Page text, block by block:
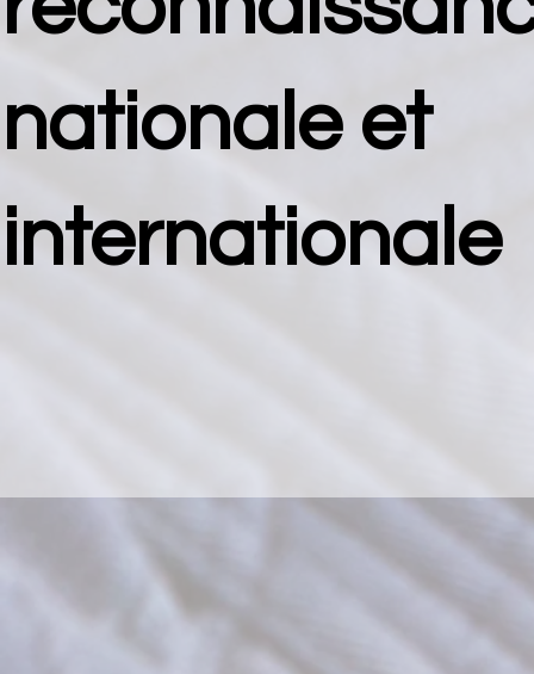
nationale et
internationale